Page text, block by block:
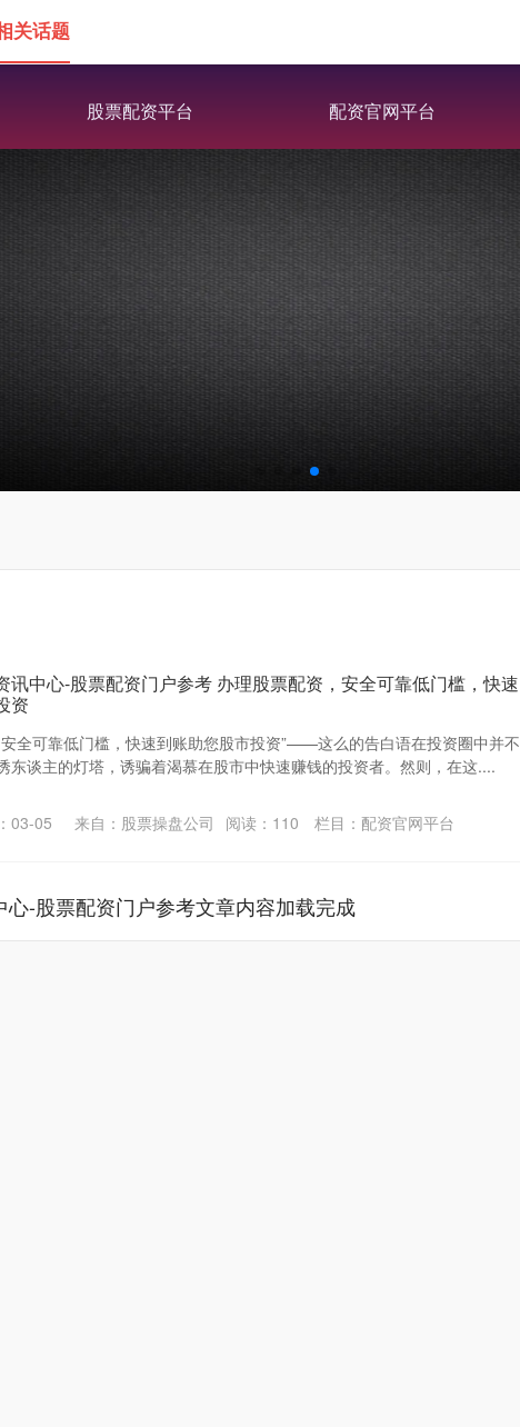
股票配资平台 配资官网平台
部署快，自主可控
免费下载
关话题
讯中心-股票配资门户参考 办理股票配资，安全可靠低门槛，快速
资
全可靠低门槛，快速到账助您股市投资”——这么的告白语在投资圈中并不
东谈主的灯塔，诱骗着渴慕在股市中快速赚钱的投资者。然则，在这....
03-05 来自：股票操盘公司 阅读： 110 栏目： 配资官网平台
-股票配资门户参考文章内容加载完成